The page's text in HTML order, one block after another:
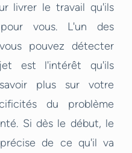
livrer le travail qu'ils
vous. L'un des
pouvez détecter
est l'intérêt qu'ils
plus sur votre
du problème
Si dès le début, le
de ce qu'il va